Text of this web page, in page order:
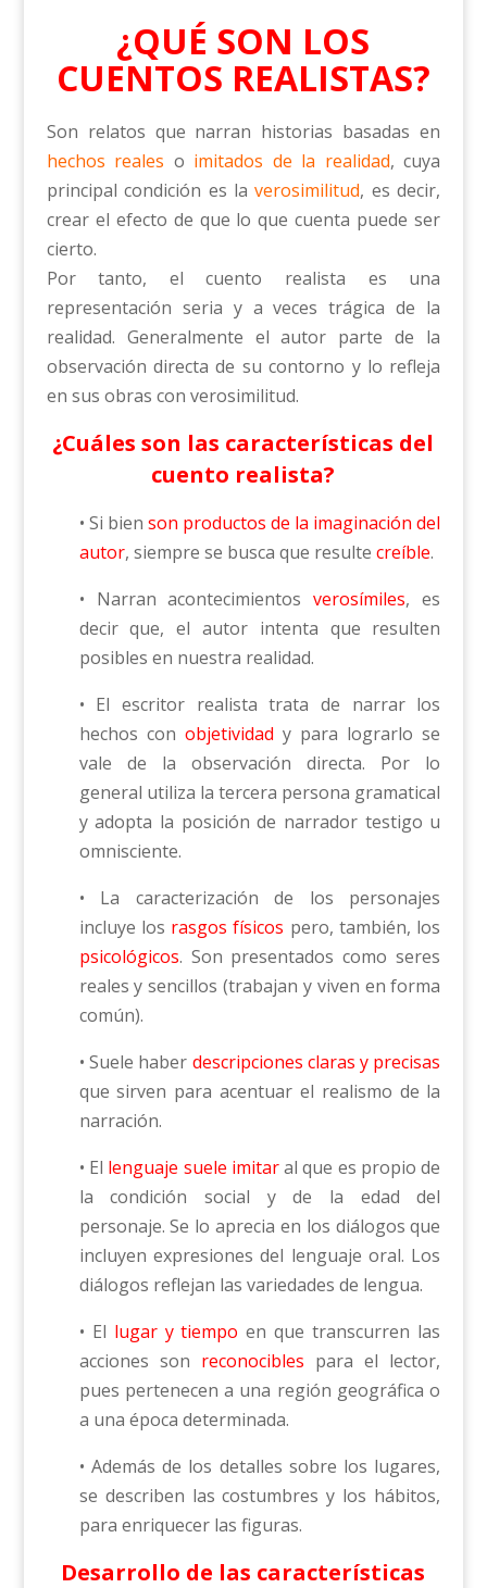
¿QUÉ SON LOS
CUENTOS REALISTAS?
Son relatos que narran historias basadas en
hechos reales o imitados de la realidad, cuya
principal condición es laverosimilitud, es decir,
crear el efecto de que lo que cuenta puede ser
cierto.
Por tanto, el cuento realista es una
representación seria y a veces trágica de la
realidad. Generalmente el autor parte de la
observación directa de su contorno y lo refleja
en sus obras con verosimilitud.
¿Cuáles son las características del
cuento realista?
• Si bien son productos de la imaginación del
autor, siempre se busca que resulte creíble.
• Narran acontecimientosverosímiles, es
decir que, el autor intenta que resulten
posibles en nuestra realidad.
• El escritor realista trata de narrar los
hechos con objetividad y para lograrlo se
vale de la observación directa. Por lo
general utiliza la tercera persona gramatical
y adopta la posición de narrador testigo u
omnisciente.
• La caracterización de los personajes
incluye los rasgos físicos pero, también, los
psicológicos. Son presentados como seres
reales y sencillos (trabajan y viven en forma
común).
• Suele haber descripciones claras y precisas
que sirven para acentuar el realismo de la
narración.
• El lenguaje suele imitaral que es propio de
la condición social y de la edad del
personaje. Se lo aprecia en los diálogos que
incluyen expresiones del lenguaje oral. Los
diálogos reflejan las variedades de lengua.
• El lugar y tiempo en que transcurren las
acciones son reconocibles para el lector,
pues pertenecen a una región geográfica o
a una época determinada.
• Además de los detalles sobre los lugares,
se describen las costumbres y los hábitos,
para enriquecer las figuras.
Desarrollo de las características